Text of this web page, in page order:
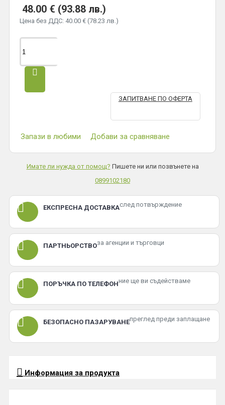
48.00 € (93.88 лв.)
Цена без ДДС: 40.00 € (78.23 лв.)
ЗАПИТВАНЕ ПО ОФЕРТА
Запази в любими Добави за сравняване
Имате ли нужда от помощ? Пишете ни или позвънете на
0899102180
ЕКСПРЕСНА ДОСТАВКАслед потвърждение
ПАРТНЬОРСТВОза агенции и търговци
ПОРЪЧКА ПО ТЕЛЕФОНние ще ви съдействаме
БЕЗОПАСНО ПАЗАРУВАНЕпреглед преди заплащане
Информация за продукта